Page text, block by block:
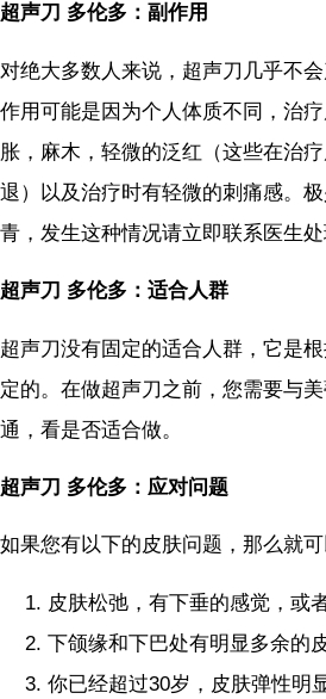
超声刀 多伦多：副作用
对绝大多数人来说，超声刀几乎不
作用可能是因为个人体质不同，治
胀，麻木，轻微的泛红（这些在治
退）以及治疗时有轻微的刺痛感。
青，发生这种情况请立即联系医生
超声刀 多伦多：适合人群
超声刀没有固定的适合人群，它是
定的。在做超声刀之前，您需要与
通，看是否适合做。
超声刀 多伦多：应对问题
如果您有以下的皮肤问题，那么就
皮肤松弛，有下垂的感觉，或
下颌缘和下巴处有明显多余的
你已经超过30岁，皮肤弹性明